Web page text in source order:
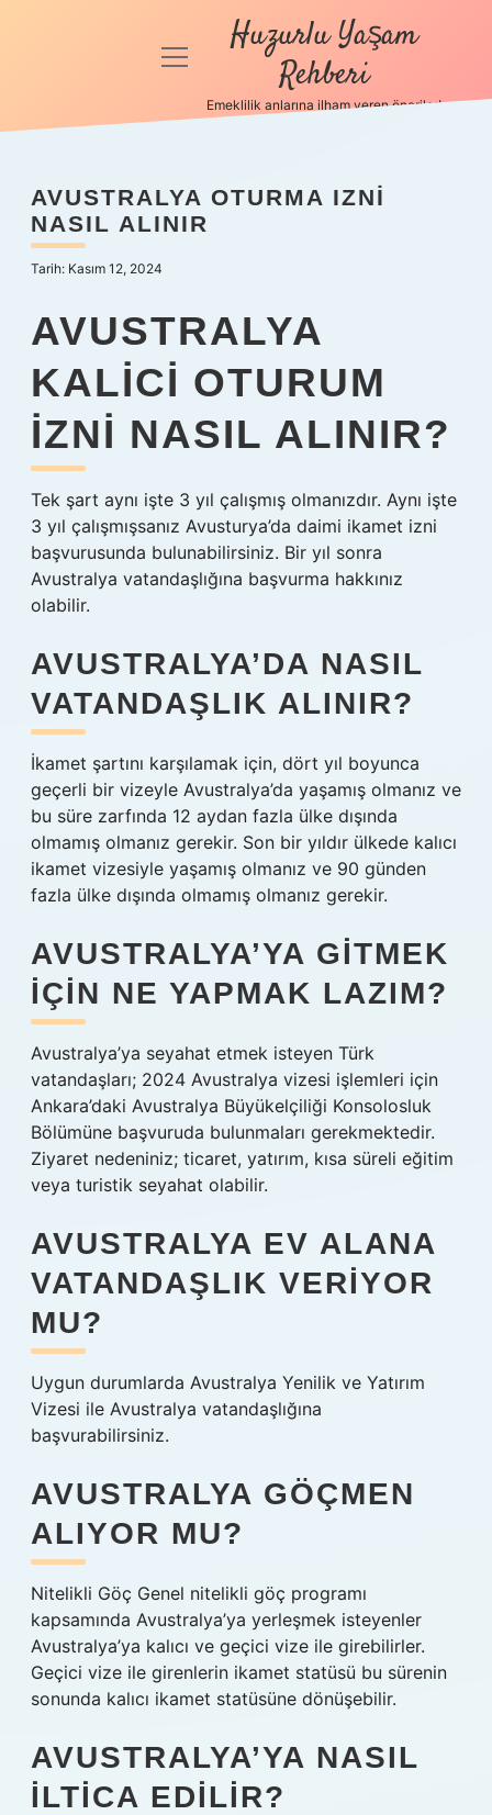
Anasayfa
Politikası
Yasal Uyarı
menüyü
Huzurlu Yaşam
Rehberi
Emeklilik anlarına ilham veren öneriler!
AVUSTRALYA OTURMA IZNI
NASIL ALINIR
Tarih: Kasım 12, 2024
AVUSTRALYA
KALICI OTURUM
IZNI NASIL ALINIR?
Tek şart aynı işte 3 yıl çalışmış olmanızdır. Aynı işte
3 yıl çalışmışsanız Avusturya’da daimi ikamet izni
başvurusunda bulunabilirsiniz. Bir yıl sonra
Avustralya vatandaşlığına başvurma hakkınız
olabilir.
AVUSTRALYA’DA NASIL
VATANDAŞLIK ALINIR?
İkamet şartını karşılamak için, dört yıl boyunca
geçerli bir vizeyle Avustralya’da yaşamış olmanız ve
bu süre zarfında 12 aydan fazla ülke dışında
olmamış olmanız gerekir. Son bir yıldır ülkede kalıcı
ikamet vizesiyle yaşamış olmanız ve 90 günden
fazla ülke dışında olmamış olmanız gerekir.
AVUSTRALYA’YA GITMEK
IÇIN NE YAPMAK LAZIM?
Avustralya’ya seyahat etmek isteyen Türk
vatandaşları; 2024 Avustralya vizesi işlemleri için
Ankara’daki Avustralya Büyükelçiliği Konsolosluk
Bölümüne başvuruda bulunmaları gerekmektedir.
Ziyaret nedeniniz; ticaret, yatırım, kısa süreli eğitim
veya turistik seyahat olabilir.
AVUSTRALYA EV ALANA
VATANDAŞLIK VERIYOR
MU?
Uygun durumlarda Avustralya Yenilik ve Yatırım
Vizesi ile Avustralya vatandaşlığına
başvurabilirsiniz.
AVUSTRALYA GÖÇMEN
ALIYOR MU?
Nitelikli Göç Genel nitelikli göç programı
kapsamında Avustralya’ya yerleşmek isteyenler
Avustralya’ya kalıcı ve geçici vize ile girebilirler.
Geçici vize ile girenlerin ikamet statüsü bu sürenin
sonunda kalıcı ikamet statüsüne dönüşebilir.
AVUSTRALYA’YA NASIL
ILTICA EDILIR?